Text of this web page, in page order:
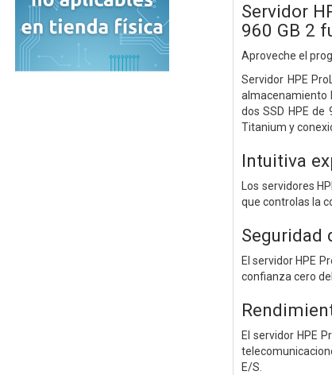
Servidor
960 GB 2
Aproveche el
Servidor HPE
almacenamiento
dos SSD HPE
Titanium y
Intuitiva
Los servidores
que controlas la
Seguridad
El servidor HPE
confianza cero
El servidor HPE
E/S.